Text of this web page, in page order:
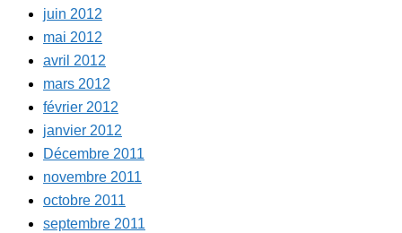
juin 2012
mai 2012
avril 2012
mars 2012
février 2012
janvier 2012
Décembre 2011
novembre 2011
octobre 2011
septembre 2011